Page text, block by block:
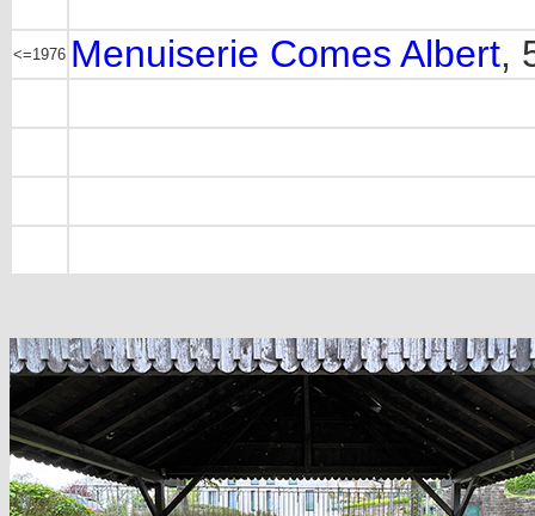
<=1976 Menuiserie Comes Albert,